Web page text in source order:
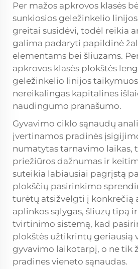
Per mažos apkrovos klasės
sunkiosios geležinkelio
greitai susidėvi, todėl reikia
galima padaryti papildinė
elementams bei šliuzams.
apkrovos klasės plokštės
geležinkelio linijos
nereikalingas kapitalines
naudingumo pranašumo.
Gyvavimo ciklo sąnaudų
įvertinamos pradinės
numatytas tarnavimo laikas,
priežiūros dažnumas ir
suteikia labiausiai pagrįstą
plokščių pasirinkimo
turėtų atsižvelgti į konkrečią
aplinkos sąlygas, šliuzų tipą
tvirtinimo sistemą, kad
plokštės užtikrintų geriausią
gyvavimo laikotarpį, o ne tik
pradines vieneto sąnaudas.